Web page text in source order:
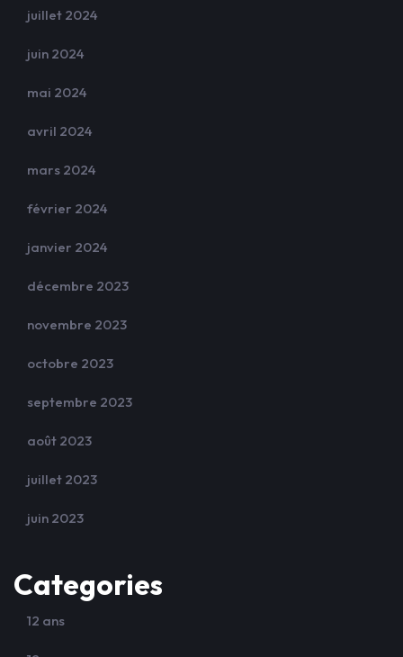
juillet 2024
juin 2024
mai 2024
avril 2024
mars 2024
février 2024
janvier 2024
décembre 2023
novembre 2023
octobre 2023
septembre 2023
août 2023
juillet 2023
juin 2023
Categories
12 ans